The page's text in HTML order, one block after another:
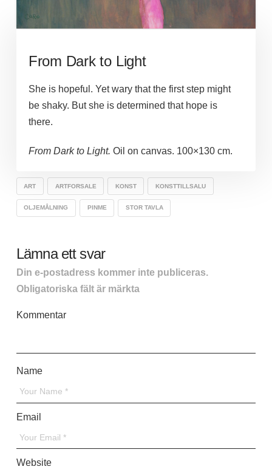
From Dark to Light
She is hopeful. Yet wary that the first step might
be shaky. But she is determined that hope is
there.
From Dark to Light. Oil on canvas. 100×130 cm.
ART ARTFORSALE KONST KONSTTILLSALU
OLJEMÅLNING PINME STOR TAVLA
Lämna ett svar
Din e-postadress kommer inte publiceras.
Obligatoriska fält är märkta
Kommentar
Name
Email
Website